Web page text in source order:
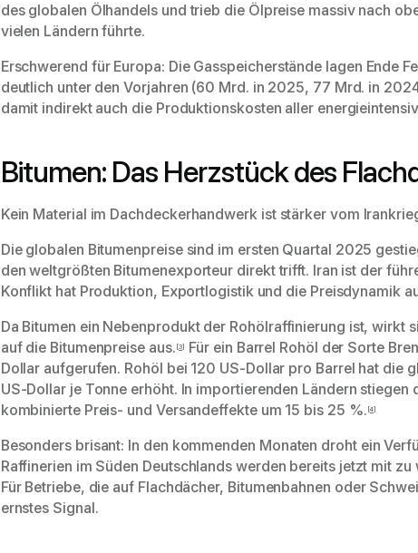
des globalen Ölhandels und trieb die Ölpreise massiv nach
vielen Ländern führte.
Erschwerend für Europa: Die Gasspeicherstände lagen Ende
deutlich unter den Vorjahren (60 Mrd. in 2025, 77 Mrd. in
damit indirekt auch die Produktionskosten aller
Bitumen: Das Herzstück des
Kein Material im Dachdeckerhandwerk ist stärker vom
Die globalen Bitumenpreise sind im ersten Quartal 2025
den weltgrößten Bitumenexporteur direkt trifft. Iran ist der
Konflikt hat Produktion, Exportlogistik und die Preisdynamik
Da Bitumen ein Nebenprodukt der Rohölraffinierung ist, wirkt
auf die Bitumenpreise aus. [3] Für ein Barrel Rohöl der Sorte
Dollar aufgerufen. Rohöl bei 120 US-Dollar pro Barrel hat die
US-Dollar je Tonne erhöht. In importierenden Ländern
kombinierte Preis- und Versandeffekte um 15 bis 25 %. [4]
Besonders brisant: In den kommenden Monaten droht ein
Raffinerien im Süden Deutschlands werden bereits jetzt mit
Für Betriebe, die auf Flachdächer, Bitumenbahnen oder
ernstes Signal.